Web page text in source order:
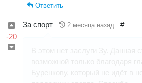
Ответить
-20
За спорт 2 месяца назад #